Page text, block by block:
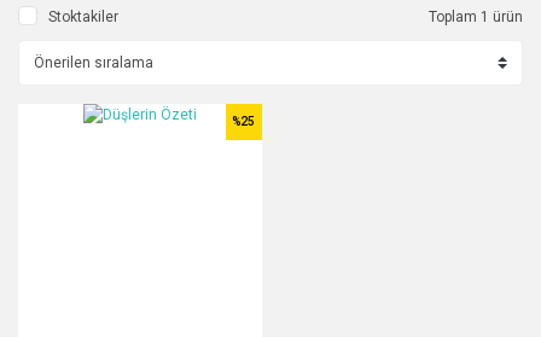
Stoktakiler Toplam 1 ürün
%25